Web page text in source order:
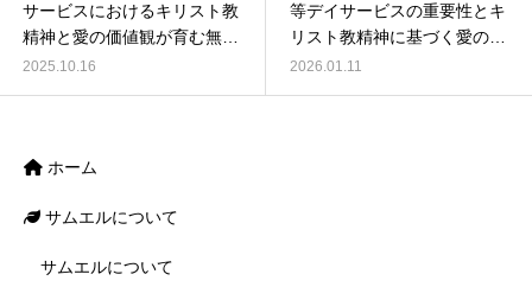
サービスにおけるキリスト教
精神と愛の価値観が育む無限
の可能性
2025.10.16
等デイサービスの重要性とキ
リスト教精神に基づく愛の価
値観
2026.01.11
ホーム
サムエルについて
サムエルについて